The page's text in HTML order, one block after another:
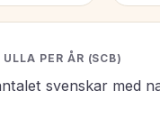
PER ÅR (SCB)
svenskar med